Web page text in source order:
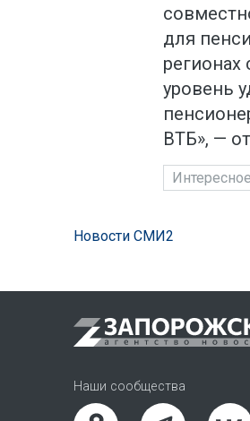
для
уровень
ВТБ», —
Интересное
Новости СМИ2
Наши сообщества